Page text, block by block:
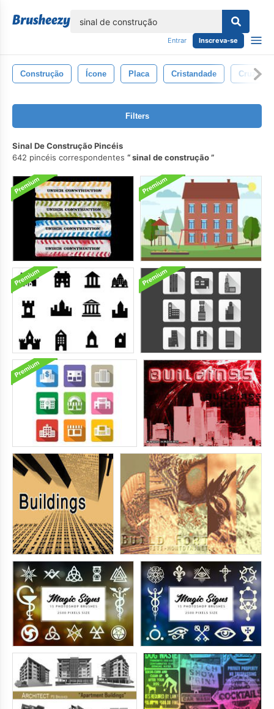
Entrar Inscreva-se
Construção Ícone Placa Cristandade Cruz
Filters
Sinal De Construção Pincéis
642 pincéis correspondentes
sinal de construção